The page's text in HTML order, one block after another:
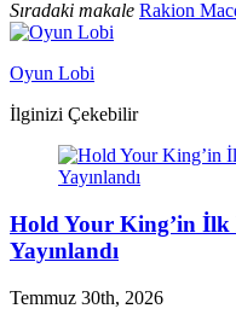
Sıradaki makale Rakion
Oyun Lobi
İlginizi Çekebilir
Hold Your King’in İlk
Yayınlandı
Temmuz 30th, 2026